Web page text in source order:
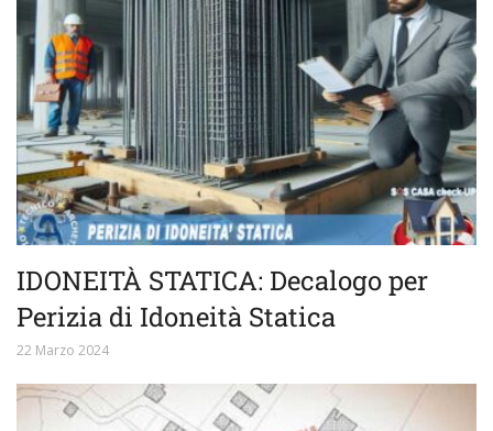
IDONEITÀ STATICA: Decalogo per
Perizia di Idoneità Statica
22 Marzo 2024